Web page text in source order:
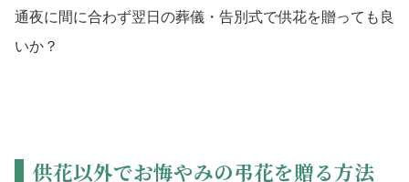
通夜に間に合わず翌日の葬儀・告別式で供花を贈っても良
いか？
供花以外でお悔やみの弔花を贈る方法